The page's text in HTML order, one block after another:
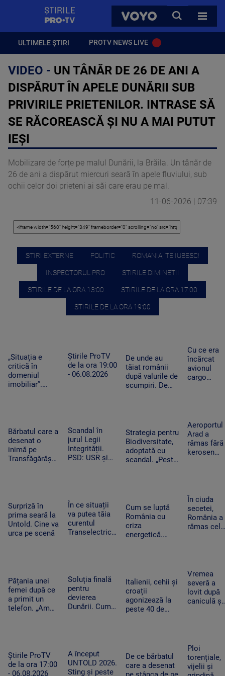
VOYO
CAUTA
TOATE
ULTIMELE ȘTIRI PROTV NEWS LIVE
VIDEO - UN TÂNĂR DE 26 DE ANI A
DISPĂRUT ÎN APELE DUNĂRII SUB
PRIVIRILE PRIETENILOR. INTRASE SĂ
SE RĂCOREASCĂ ȘI NU A MAI PUTUT
IEȘI
Mobilizare de forțe pe malul Dunării, la Brăila. Un tânăr de
26 de ani a dispărut miercuri seară în apele fluviului, sub
ochii celor doi prieteni ai săi care erau pe mal.
11-06-2026 | 07:39
STIRI EXTERNE POLITIC ROMANIA, TE IUBESC!
INSPECTORUL PRO STIRILE DIMINETII
STIRILE DE LA ORA 13:00 STIRILE DE LA ORA 17:00
STIRILE DE LA ORA 19:00
„Situația e
critică în
domeniul
imobiliar”.
cauza
blocajului de la
ANCPI
Știrile ProTV
de la ora 19:00
- 06.08.2026
De unde au
tăiat românii
după valurile de
scumpiri. De
cumpărături
Cu ce era
încărcat
avionul
cargo
dronă cu
bombă pe
aeroportul
din Leipzig
Bărbatul care a
desenat o
inimă pe
Transfăgărășan
singurul”
Scandal în
jurul Legii
Integrității.
PSD: USR și
Strategia pentru
Biodiversitate,
adoptată cu
scandal. „Peste
Aeroportul
Arad a
rămas fără
kerosen
nu a ajuns
la timp
Surpriză în
prima seară la
Untold. Cine va
urca pe scenă
În ce situații
va putea tăia
curentul
Transelectrica.
industriali”
Cum se luptă
România cu
criza
energetică.
trebuie să ne
întoarcem în
beznă”
În ciuda
secetei,
România a
rămas cel
Recoltele
au atins
niveluri
record
Pățania unei
femei după ce
a primit un
telefon. „Am
așa ceva”
Soluția finală
pentru
devierea
Dunării. Cum
salveze
Reactorul 2 de
la Cernavodă
Italienii, cehii și
croații
agonizează la
peste 40 de
scăzut nivel
Vremea
severă a
lovit după
caniculă și
în timp ce
se
în Mureș
Știrile ProTV
de la ora 17:00
- 06.08.2026
A început
UNTOLD 2026.
Sting și peste
De ce bărbatul
care a desenat
Ploi
torențiale,
vijelii și